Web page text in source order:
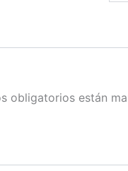
obligatorios están